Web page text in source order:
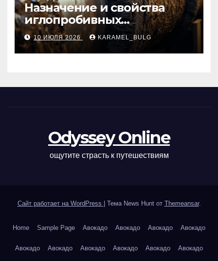
Назначение и свойства
иглопробивных
базальтовых огнеупорных
матов
10 ИЮЛЯ 2026 KARAMEL_BULG
Odyssey Online
ощутите страсть к путешествиям
Сайт работает на WordPress Тема News Hunt от Themeansar.
Home Sample Page Авокадо Авокадо Авокадо Авокадо
Авокадо Авокадо Авокадо Авокадо Авокадо Авокадо